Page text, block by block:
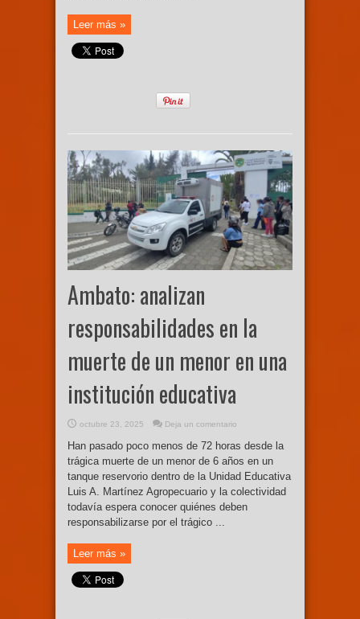
Leer más »
Ambato: analizan
responsabilidades en la
muerte de un menor en una
institución educativa
octubre 23, 2025 Deja un comentario
Han pasado poco menos de 72 horas desde la
trágica muerte de un menor de 6 años en un
tanque reservorio dentro de la Unidad Educativa
Luis A. Martínez Agropecuario y la colectividad
todavía espera conocer quiénes deben
responsabilizarse por el trágico ...
Leer más »